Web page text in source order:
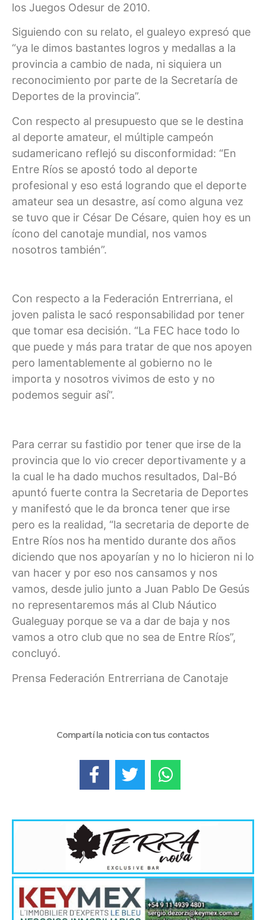
los Juegos Odesur de 2010.
Siguiendo con su relato, el gualeyo expresó que
“ya le dimos bastantes logros y medallas a la
provincia a cambio de nada, ni siquiera un
reconocimiento por parte de la Secretaría de
Deportes de la provincia”.
Con respecto al presupuesto que se le destina
al deporte amateur, el múltiple campeón
sudamericano reflejó su disconformidad: “En
Entre Ríos se apostó todo al deporte
profesional y eso está logrando que el deporte
amateur sea un desastre, así como alguna vez
se tuvo que ir César De Césare, quien hoy es un
ícono del canotaje mundial, nos vamos
nosotros también”.
Con respecto a la Federación Entrerriana, el
joven palista le sacó responsabilidad por tener
que tomar esa decisión. “La FEC hace todo lo
que puede y más para tratar de que nos apoyen
pero lamentablemente al gobierno no le
importa y nosotros vivimos de esto y no
podemos seguir así”.
Para cerrar su fastidio por tener que irse de la
provincia que lo vio crecer deportivamente y a
la cual le ha dado muchos resultados, Dal-Bó
apuntó fuerte contra la Secretaria de Deportes
y manifestó que le da bronca tener que irse
pero es la realidad, “la secretaria de deporte de
Entre Ríos nos ha mentido durante dos años
diciendo que nos apoyarían y no lo hicieron ni lo
van hacer y por eso nos cansamos y nos
vamos, desde julio junto a Juan Pablo De Gesús
no representaremos más al Club Náutico
Gualeguay porque se va a dar de baja y nos
vamos a otro club que no sea de Entre Ríos”,
concluyó.
Prensa Federación Entrerriana de Canotaje
Compartí la noticia con tus contactos